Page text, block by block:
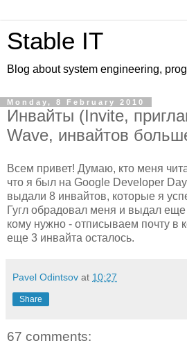
Stable IT
Blog about system engineering,
Monday, 8 February 2010
Инвайты (Invite,
Wave, инвайтов
Всем привет! Думаю, кто меня
что я был на Google Developer
выдали 8 инвайтов, которые я
Гугл обрадовал меня и выдал еще
кому нужно - отписываем почту
еще 3 инвайта осталось.
Pavel Odintsov at 10:27
Share
67 comments: